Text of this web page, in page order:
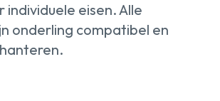
individuele eisen. Alle
onderling compatibel en